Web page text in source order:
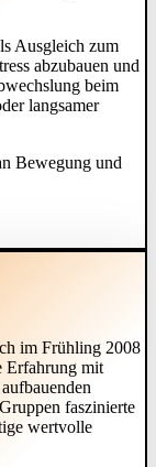
Ausgleich zum
abzubauen und
beim
langsamer
Bewegung und
im Frühling 2008
Erfahrung mit
faszinierte
wertvolle